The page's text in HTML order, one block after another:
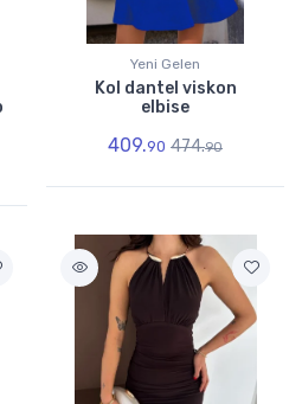
Yeni Gelen
Kol dantel viskon
elbise
409.90 474.90